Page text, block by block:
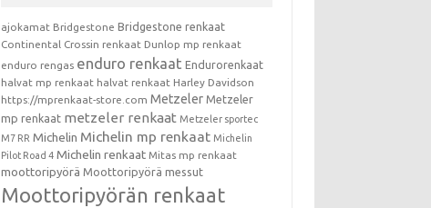
ajokamat Bridgestone Bridgestone renkaat
Continental Crossin renkaat Dunlop mp renkaat
enduro rengas enduro renkaat Endurorenkaat
halvat mp renkaat halvat renkaat Harley Davidson
https://mprenkaat-store.com Metzeler Metzeler
mp renkaat metzeler renkaat Metzeler sportec
M7 RR Michelin Michelin mp renkaat Michelin
Pilot Road 4 Michelin renkaat Mitas mp renkaat
moottoripyörä Moottoripyörä messut
Moottoripyörän renkaat